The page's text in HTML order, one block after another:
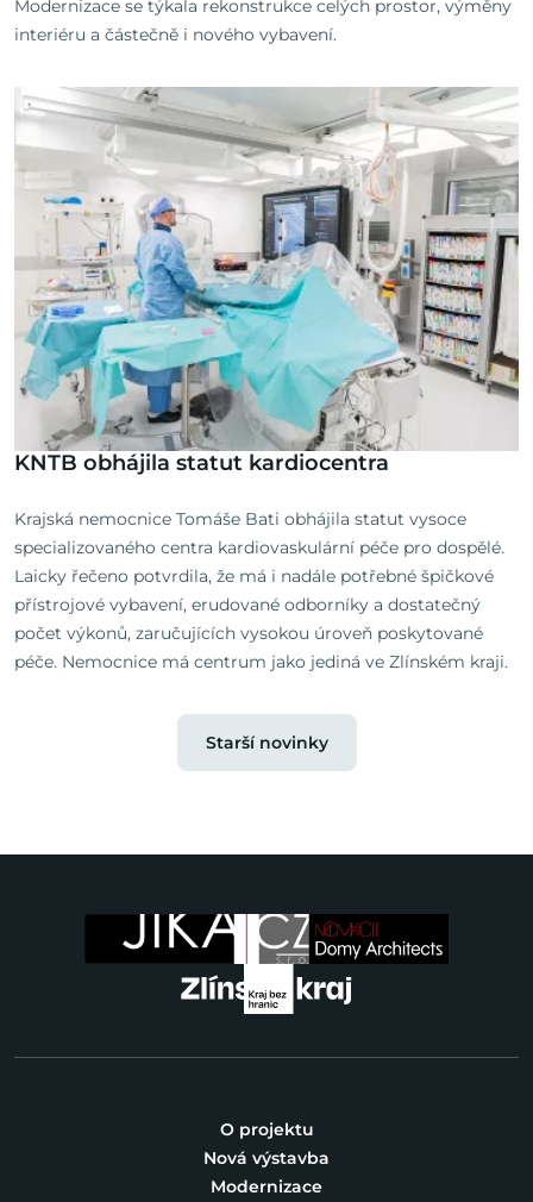
Modernizace se týkala rekonstrukce celých prostor, výměny
interiéru a částečně i nového vybavení.
KNTB obhájila statut kardiocentra
Krajská nemocnice Tomáše Bati obhájila statut vysoce
specializovaného centra kardiovaskulární péče pro dospělé.
Laicky řečeno potvrdila, že má i nadále potřebné špičkové
přístrojové vybavení, erudované odborníky a dostatečný
počet výkonů, zaručujících vysokou úroveň poskytované
péče. Nemocnice má centrum jako jediná ve Zlínském kraji.
Starší novinky
O projektu
Nová výstavba
Modernizace